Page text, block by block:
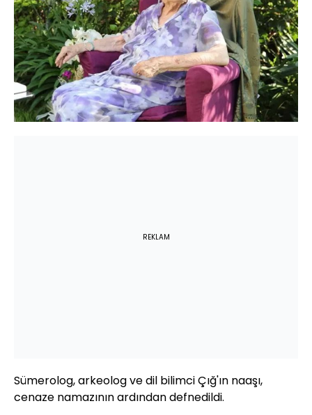
REKLAM
Sümerolog, arkeolog ve dil bilimci Çığ'ın naaşı,
cenaze namazının ardından defnedildi.